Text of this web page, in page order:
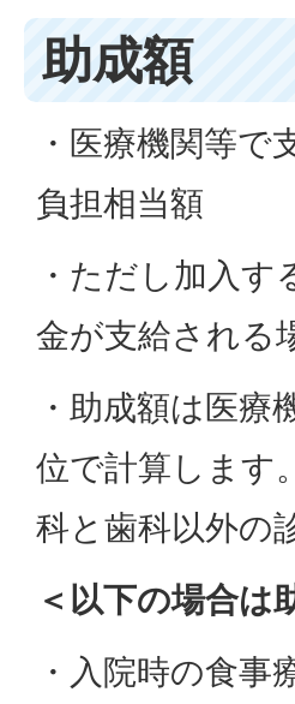
助成額
・医療機関等で
負担相当額
・ただし加入
金が支給される
・助成額は医
位で計算します
科と歯科以外の
＜以下の場合は
・入院時の食事